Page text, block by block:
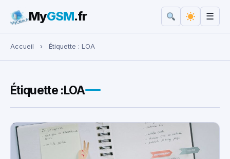
Rechercher :
MyGSM.fr ☰
Accueil › Étiquette : LOA
Étiquette :LOA